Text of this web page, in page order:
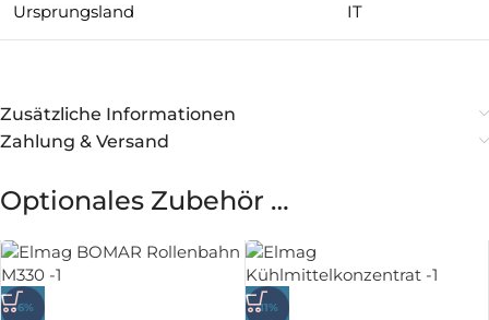
Ursprungsland IT
Zusätzliche Informationen
Zahlung & Versand
Optionales Zubehör …
-6% -11%